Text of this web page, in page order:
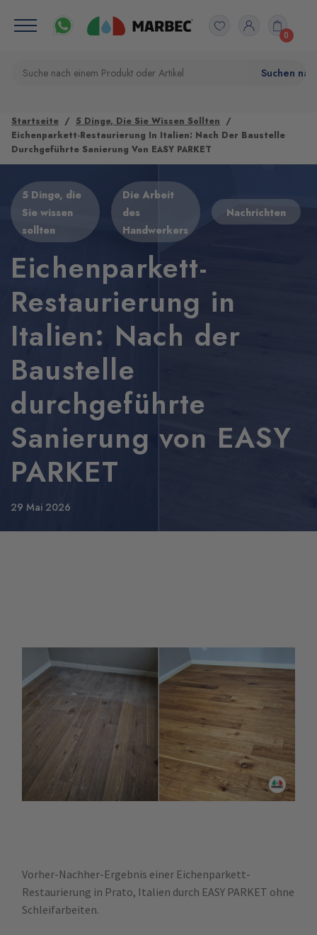
0
Startseite
5 Dinge, Die Sie Wissen Sollten
Eichenparkett-Restaurierung In Italien: Nach Der Baustelle
Durchgeführte Sanierung Von EASY PARKET
5 Dinge, die
Sie wissen
sollten
Die Arbeit
des
Handwerkers
Nachrichten
Eichenparkett-
Restaurierung in
Italien: Nach der
Baustelle
durchgeführte
Sanierung von EASY
PARKET
29 Mai 2026
Vorher-Nachher-Ergebnis einer Eichenparkett-
Restaurierung in Prato, Italien durch EASY PARKET ohne
Schleifarbeiten.